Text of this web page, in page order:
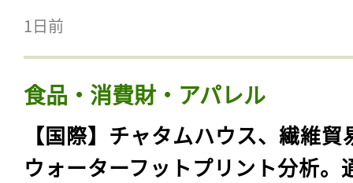
1日前
食品・消費財・アパレル
【国際】チャタムハウス、繊維貿
ウォーターフットプリント分析。